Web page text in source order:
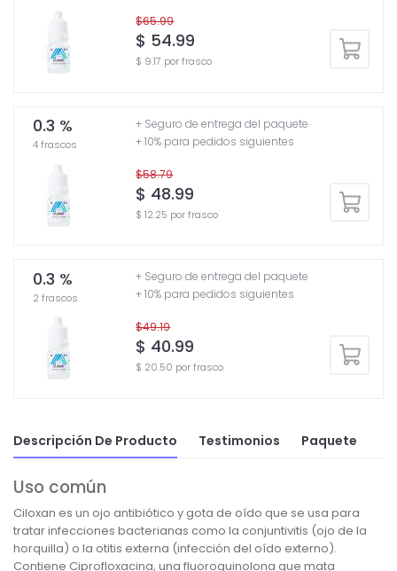
$65.99
$ 54.99
$ 9.17 por frasco
0.3 %
4 frascos
$58.79
$ 48.99
$ 12.25 por frasco
+ Seguro de entrega del paquete
+ 10% para pedidos siguientes
0.3 %
2 frascos
$49.19
$ 40.99
$ 20.50 por frasco
+ Seguro de entrega del paquete
+ 10% para pedidos siguientes
Descripción De Producto Testimonios Paquete
Uso común
Ciloxan es un ojo antibiótico y gota de oído que se usa para
tratar infecciones bacterianas como la conjuntivitis (ojo de la
horquilla) o la otitis externa (infección del oído externo).
Contiene Ciprofloxacina, una fluoroquinolona que mata